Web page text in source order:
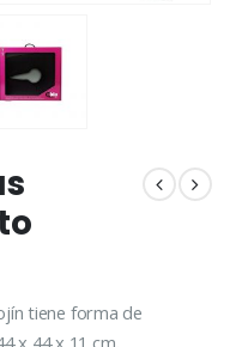
tiene forma de